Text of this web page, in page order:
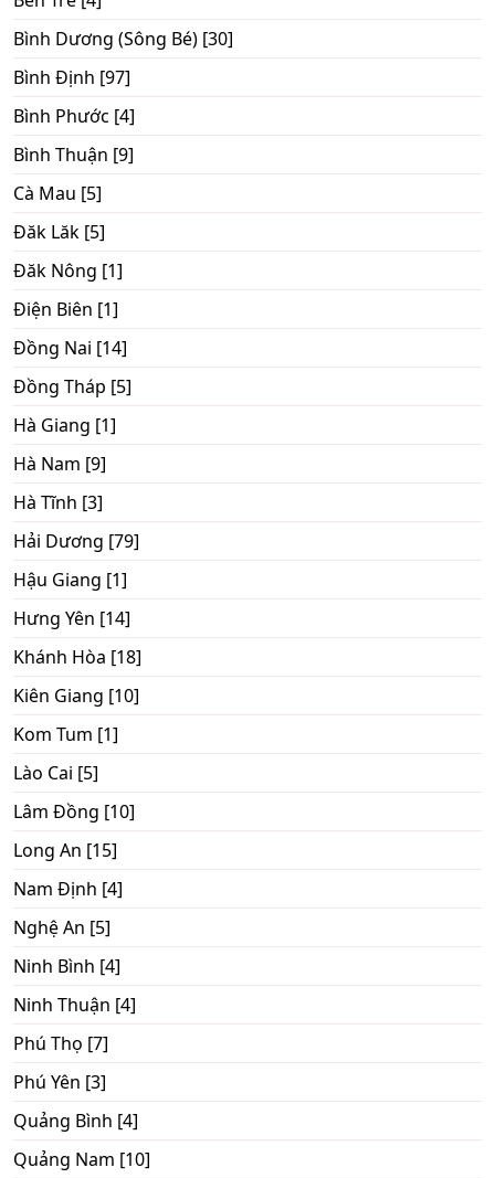
Bình Dương (Sông Bé) [30]
Bình Định [97]
Bình Phước [4]
Bình Thuận [9]
Cà Mau [5]
Đăk Lăk [5]
Đăk Nông [1]
Điện Biên [1]
Đồng Nai [14]
Đồng Tháp [5]
Hà Giang [1]
Hà Nam [9]
Hà Tĩnh [3]
Hải Dương [79]
Hậu Giang [1]
Hưng Yên [14]
Khánh Hòa [18]
Kiên Giang [10]
Kom Tum [1]
Lào Cai [5]
Lâm Đồng [10]
Long An [15]
Nam Định [4]
Nghệ An [5]
Ninh Bình [4]
Ninh Thuận [4]
Phú Thọ [7]
Phú Yên [3]
Quảng Bình [4]
Quảng Nam [10]